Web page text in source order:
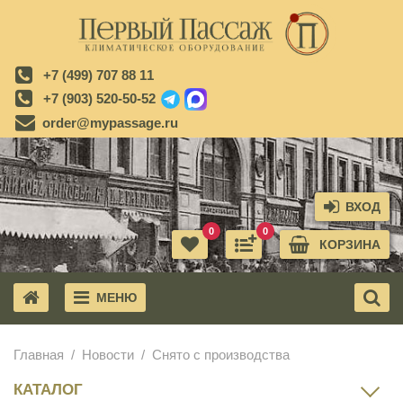
+7 (499) 707 88 11
+7 (903) 520-50-52
order@mypassage.ru
ВХОД
КОРЗИНА
0
0
МЕНЮ
Главная Новости Снято с производства
КАТАЛОГ